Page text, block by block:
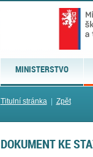
MINISTERSTVO
Titulní stránka| Zpět
DOKUMENT KE